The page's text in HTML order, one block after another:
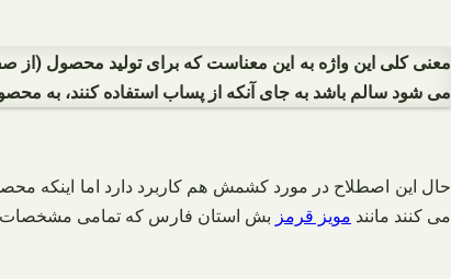
معنی کلی این واژه به این معناست که برای تولید محصول (از
می شود سالم باشد به جای آنکه از پساب استفاده کنند، به
حال این اصطلاح در مورد کشمش هم کاربرد دارد اما اینکه
می کنند مانند مویز قرمز بش استان فارس که تمامی مشخصات